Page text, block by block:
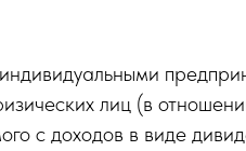
лиц (в
с доходов в виде